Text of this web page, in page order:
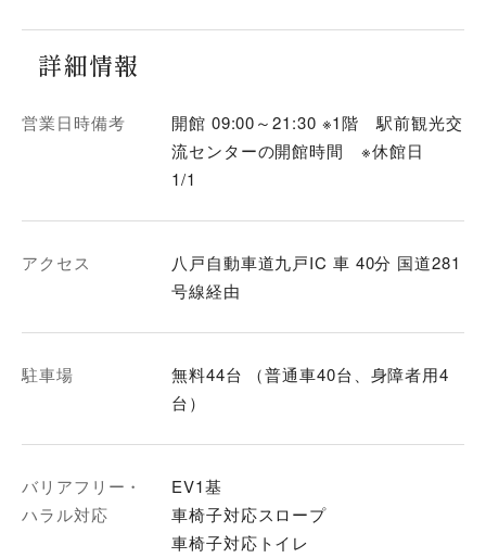
詳細情報
営業日時備考
開館 09:00～21:30 ※1階 駅前観光交
流センターの開館時間 ※休館日
1/1
アクセス
八戸自動車道九戸IC 車 40分 国道281
号線経由
駐車場
無料44台 （普通車40台、身障者用4
台）
バリアフリー・
ハラル対応
EV1基
車椅子対応スロープ
車椅子対応トイレ